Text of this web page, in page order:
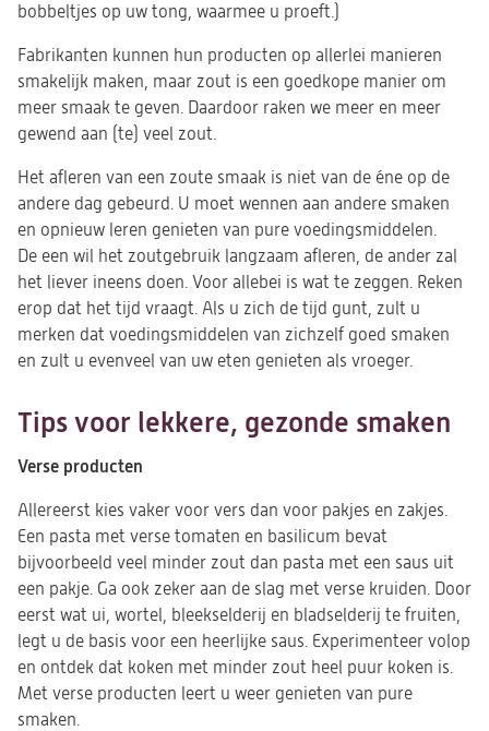
bobbeltjes op uw tong, waarmee u proeft.)
Fabrikanten kunnen hun producten op allerlei manieren
smakelijk maken, maar zout is een goedkope manier om
meer smaak te geven. Daardoor raken we meer en meer
gewend aan (te) veel zout.
Het afleren van een zoute smaak is niet van de éne op de
andere dag gebeurd. U moet wennen aan andere smaken
en opnieuw leren genieten van pure voedingsmiddelen.
De een wil het zoutgebruik langzaam afleren, de ander zal
het liever ineens doen. Voor allebei is wat te zeggen. Reken
erop dat het tijd vraagt. Als u zich de tijd gunt, zult u
merken dat voedingsmiddelen van zichzelf goed smaken
en zult u evenveel van uw eten genieten als vroeger.
Tips voor lekkere, gezonde smaken
Verse producten
Allereerst kies vaker voor vers dan voor pakjes en zakjes.
Een pasta met verse tomaten en basilicum bevat
bijvoorbeeld veel minder zout dan pasta met een saus uit
een pakje. Ga ook zeker aan de slag met verse kruiden. Door
eerst wat ui, wortel, bleekselderij en bladselderij te fruiten,
legt u de basis voor een heerlijke saus. Experimenteer volop
en ontdek dat koken met minder zout heel puur koken is.
Met verse producten leert u weer genieten van pure
smaken.